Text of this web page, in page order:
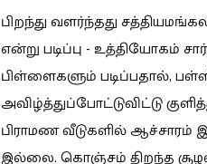
பிறந்து வளர்ந்தது
என்று படிப்பு - உத்தியோகம்
பிள்ளைகளும் படிப்பதால்,
அவிழ்த்துப்போட்டுவிட்டு
பிராமண வீடுகளில் ஆச்சாரம்
இல்லை. கொஞ்சம் திறந்த சூழல்